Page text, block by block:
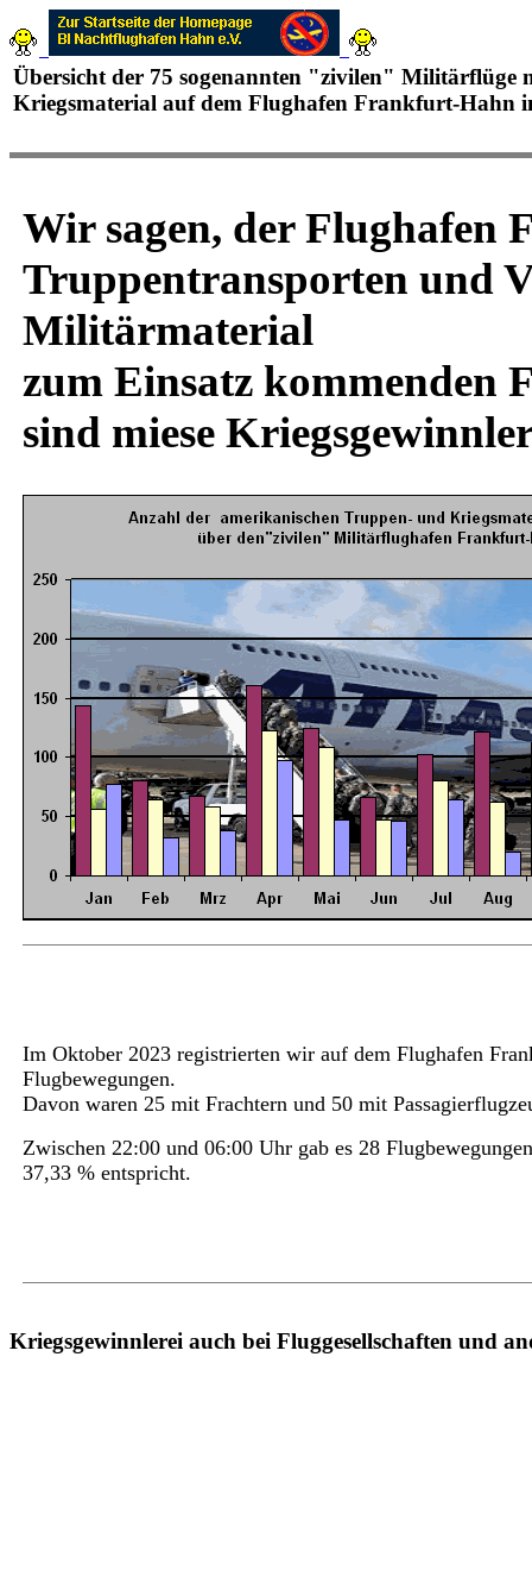
Übersicht der 75 sogenannten "zivilen" Militärflüge
Kriegsmaterial auf dem Flughafen Frankfurt-Hahn
Wir sagen, der Flughafen
Truppentransporten und
Militärmaterial
zum Einsatz kommenden
sind miese
Im Oktober 2023 registrierten wir auf dem Flughafen
Flugbewegungen.
Davon waren 25 mit Frachtern und 50 mit
Zwischen 22:00 und 06:00 Uhr gab es 28
37,33 % entspricht.
Kriegsgewinnlerei auch bei Fluggesellschaften und